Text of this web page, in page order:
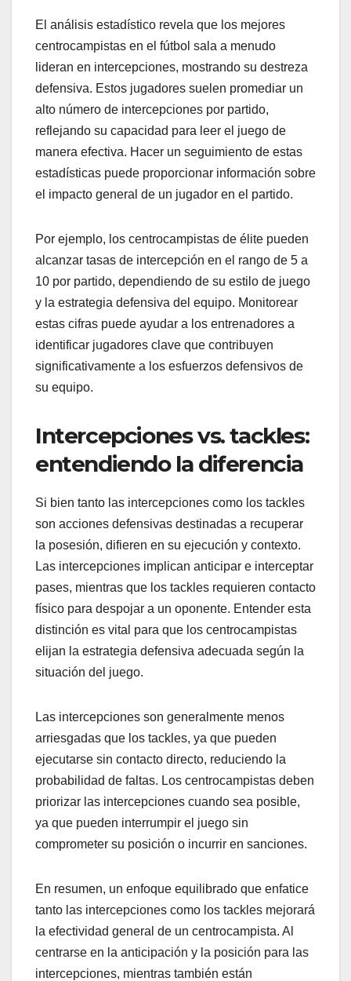
El análisis estadístico revela que los mejores
centrocampistas en el fútbol sala a menudo
lideran en intercepciones, mostrando su destreza
defensiva. Estos jugadores suelen promediar un
alto número de intercepciones por partido,
reflejando su capacidad para leer el juego de
manera efectiva. Hacer un seguimiento de estas
estadísticas puede proporcionar información sobre
el impacto general de un jugador en el partido.
Por ejemplo, los centrocampistas de élite pueden
alcanzar tasas de intercepción en el rango de 5 a
10 por partido, dependiendo de su estilo de juego
y la estrategia defensiva del equipo. Monitorear
estas cifras puede ayudar a los entrenadores a
identificar jugadores clave que contribuyen
significativamente a los esfuerzos defensivos de
su equipo.
Intercepciones vs. tackles:
entendiendo la diferencia
Si bien tanto las intercepciones como los tackles
son acciones defensivas destinadas a recuperar
la posesión, difieren en su ejecución y contexto.
Las intercepciones implican anticipar e interceptar
pases, mientras que los tackles requieren contacto
físico para despojar a un oponente. Entender esta
distinción es vital para que los centrocampistas
elijan la estrategia defensiva adecuada según la
situación del juego.
Las intercepciones son generalmente menos
arriesgadas que los tackles, ya que pueden
ejecutarse sin contacto directo, reduciendo la
probabilidad de faltas. Los centrocampistas deben
priorizar las intercepciones cuando sea posible,
ya que pueden interrumpir el juego sin
comprometer su posición o incurrir en sanciones.
En resumen, un enfoque equilibrado que enfatice
tanto las intercepciones como los tackles mejorará
la efectividad general de un centrocampista. Al
centrarse en la anticipación y la posición para las
intercepciones, mientras también están